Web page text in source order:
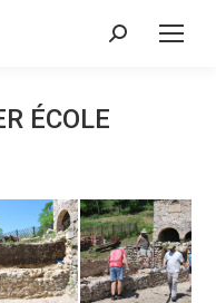
Recherche
ÉCOLE